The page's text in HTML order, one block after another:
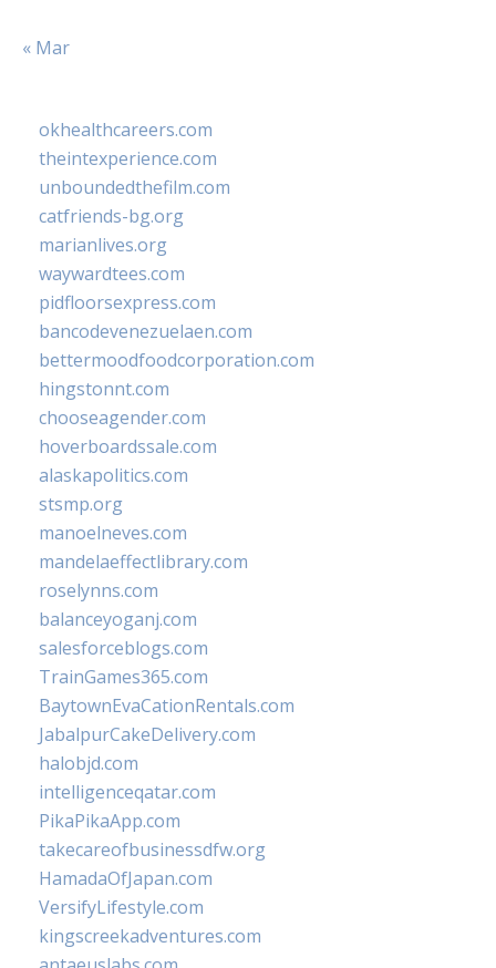
« Mar
okhealthcareers.com
theintexperience.com
unboundedthefilm.com
catfriends-bg.org
marianlives.org
waywardtees.com
pidfloorsexpress.com
bancodevenezuelaen.com
bettermoodfoodcorporation.com
hingstonnt.com
chooseagender.com
hoverboardssale.com
alaskapolitics.com
stsmp.org
manoelneves.com
mandelaeffectlibrary.com
roselynns.com
balanceyoganj.com
salesforceblogs.com
TrainGames365.com
BaytownEvaCationRentals.com
JabalpurCakeDelivery.com
halobjd.com
intelligenceqatar.com
PikaPikaApp.com
takecareofbusinessdfw.org
HamadaOfJapan.com
VersifyLifestyle.com
kingscreekadventures.com